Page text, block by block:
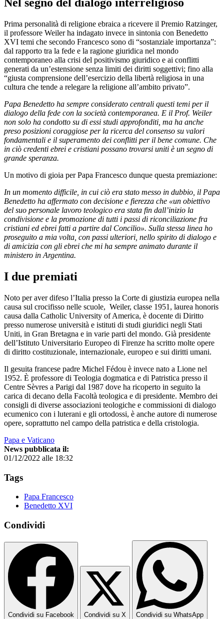
Prima personalità di religione ebraica a ricevere il Premio Ratzinger,
il professore Weiler ha indagato invece in sintonia con Benedetto
XVI temi che secondo Francesco sono di “sostanziale importanza”:
dal rapporto tra la fede e la ragione giuridica nel mondo
contemporaneo alla crisi del positivismo giuridico e ai conflitti
generati da un’estensione senza limiti dei diritti soggettivi; fino alla
“giusta comprensione dell’esercizio della libertà religiosa in una
cultura che tende a relegare la religione all’ambito privato”.
Papa Benedetto ha sempre considerato centrali questi temi per il
dialogo della fede con la società contemporanea. E il Prof. Weiler
non solo ha condotto su di essi studi approfonditi, ma ha anche
preso posizioni coraggiose per la ricerca del consenso su valori
fondamentali e il superamento dei conflitti per il bene comune. Che
in ciò credenti ebrei e cristiani possano trovarsi uniti è un segno di
grande speranza.
Un motivo di gioia per Papa Francesco dunque questa premiazione:
In un momento difficile, in cui ciò era stato messo in dubbio, il Papa
Benedetto ha affermato con decisione e fierezza che «un obiettivo
del suo personale lavoro teologico era stata fin dall’inizio la
condivisione e la promozione di tutti i passi di riconciliazione fra
cristiani ed ebrei fatti a partire dal Concilio». Sulla stessa linea ho
proseguito a mia volta, con passi ulteriori, nello spirito di dialogo e
di amicizia con gli ebrei che mi ha sempre animato durante il
ministero in Argentina.
I due premiati
Noto per aver difeso l’Italia presso la Corte di giustizia europea nella
causa sul crocifisso nelle scuole, Weiler, classe 1951, laurea honoris
causa dalla Catholic University of America, è docente di Diritto
presso numerose università e istituti di studi giuridici negli Stati
Uniti, in Gran Bretagna e in varie parti del mondo. Già presidente
dell’Istituto Universitario Europeo di Firenze ha scritto molte opere
di diritto costituzionale, internazionale, europeo e sui diritti umani.
Il gesuita francese padre Michel Fédou è invece nato a Lione nel
1952. È professore di Teologia dogmatica e di Patristica presso il
Centre Sèvres a Parigi dal 1987 dove ha ricoperto in seguito la
carica di decano della Facoltà teologica e di presidente. Membro dei
consigli di diverse associazioni teologiche e commissioni di dialogo
ecumenico con i luterani e gli ortodossi, è anche autore di numerose
opere, soprattutto nel campo della patristica e della cristologia.
Papa e Vaticano
News pubblicata il:
01/12/2022 alle 18:32
Tags
Papa Francesco
Benedetto XVI
Condividi
Condividi su Facebook Condividi su X Condividi su WhatsApp